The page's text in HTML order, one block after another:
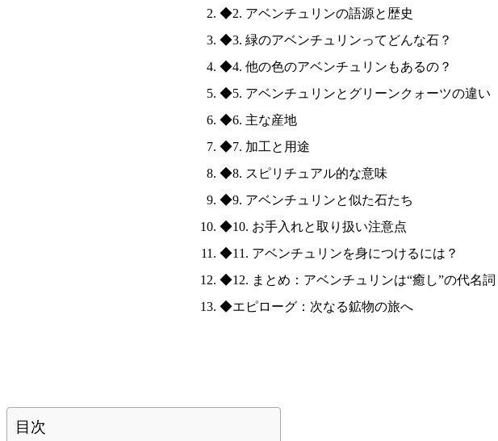
◆2. アベンチュリンの語源と歴史
◆3. 緑のアベンチュリンってどんな石？
◆4. 他の色のアベンチュリンもあるの？
◆5. アベンチュリンとグリーンクォーツの違い
◆6. 主な産地
◆7. 加工と用途
◆8. スピリチュアル的な意味
◆9. アベンチュリンと似た石たち
◆10. お手入れと取り扱い注意点
◆11. アベンチュリンを身につけるには？
◆12. まとめ：アベンチュリンは“癒し”の代名詞
◆エピローグ：次なる鉱物の旅へ
目次